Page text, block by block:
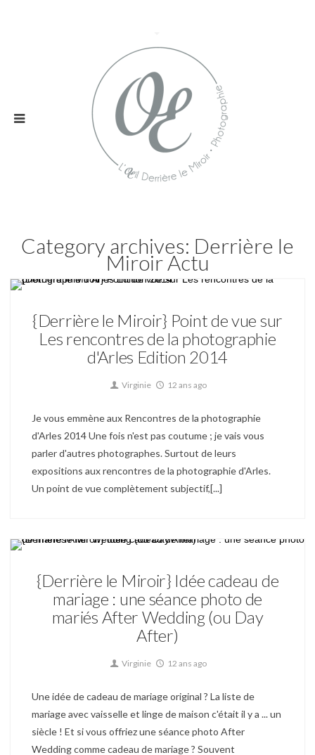
Category archives: Derrière le
Miroir Actu
{Derrière le Miroir} Point de vue sur
Les rencontres de la photographie
d'Arles Edition 2014
Virginie 12 ans ago
Je vous emmène aux Rencontres de la photographie
d'Arles 2014 Une fois n'est pas coutume ; je vais vous
parler d'autres photographes. Surtout de leurs
expositions aux rencontres de la photographie d'Arles.
Un point de vue complètement subjectif,[...]
{Derrière le Miroir} Idée cadeau de
mariage : une séance photo de
mariés After Wedding (ou Day
After)
Virginie 12 ans ago
Une idée de cadeau de mariage original ? La liste de
mariage avec vaisselle et linge de maison c'était il y a ... un
siècle ! Et si vous offriez une séance photo After
Wedding comme cadeau de mariage ? Souvent